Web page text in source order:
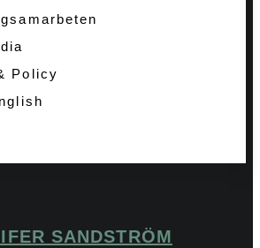
Policy
SANDSTRÖM